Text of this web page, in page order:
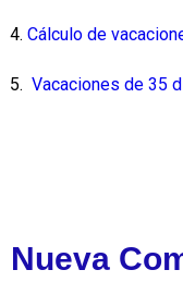
Cálculo de
Vacaciones de 35
Nueva